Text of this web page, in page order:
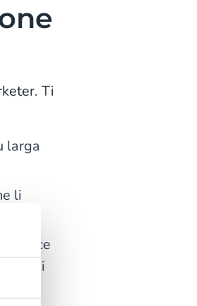
Ti
larga
li
invece